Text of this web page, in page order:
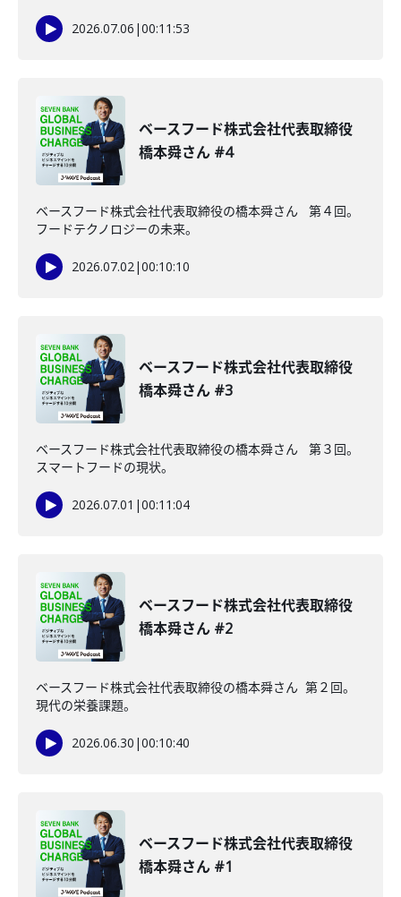
2026.07.06 |00:11:53
ベースフード株式会社代表取締役
橋本舜さん #4
ベースフード株式会社代表取締役の橋本舜さん 第４回。
フードテクノロジーの未来。
2026.07.02|00:10:10
ベースフード株式会社代表取締役
橋本舜さん #3
ベースフード株式会社代表取締役の橋本舜さん 第３回。
スマートフードの現状。
2026.07.01 |00:11:04
ベースフード株式会社代表取締役
橋本舜さん #2
ベースフード株式会社代表取締役の橋本舜さん 第２回。
現代の栄養課題。
2026.06.30 |00:10:40
ベースフード株式会社代表取締役
橋本舜さん #1